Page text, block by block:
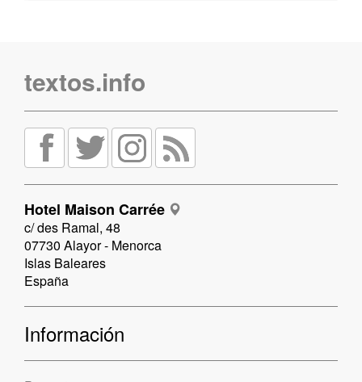
textos.info
Hotel Maison Carrée
c/ des Ramal, 48
07730 Alayor - Menorca
Islas Baleares
España
Información